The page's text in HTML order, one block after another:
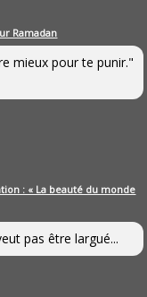
Ramadan
mieux pour te punir."
: « La beauté du monde
pas être largué...